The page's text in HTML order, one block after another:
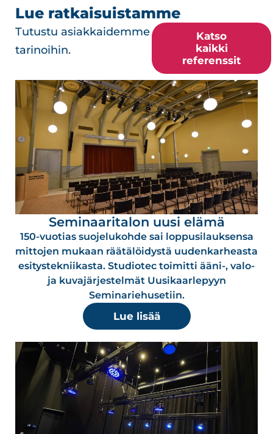
Lue ratkaisuistamme
Tutustu asiakkaidemme
tarinoihin.
Katso
kaikki
referenssit
Seminaaritalon uusi elämä
150-vuotias suojelukohde sai loppusilauksensa
mittojen mukaan räätälöidystä uudenkarheasta
esitystekniikasta. Studiotec toimitti ääni-, valo-
ja kuvajärjestelmät Uusikaarlepyyn
Seminariehusetiin.
Lue lisää